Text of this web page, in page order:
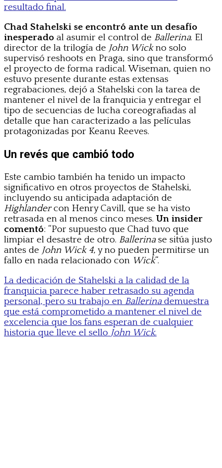
resultado final.
Chad Stahelski se encontró ante un desafío
inesperado al asumir el control de Ballerina. El
director de la trilogía de John Wickno solo
supervisó reshoots en Praga, sino que transformó
el proyecto de forma radical. Wiseman, quien no
estuvo presente durante estas extensas
regrabaciones, dejó a Stahelski con la tarea de
mantener el nivel de la franquicia y entregar el
tipo de secuencias de lucha coreografiadas al
detalle que han caracterizado a las películas
protagonizadas por Keanu Reeves.
Un revés que cambió todo
Este cambio también ha tenido un impacto
significativo en otros proyectos de Stahelski,
incluyendo su anticipada adaptación de
Highlandercon Henry Cavill, que se ha visto
retrasada en al menos cinco meses. Un insider
comentó: “Por supuesto que Chad tuvo que
limpiar el desastre de otro. Ballerinase sitúa justo
antes de John Wick 4, y no pueden permitirse un
fallo en nada relacionado con Wick“.
La dedicación de Stahelski a la calidad de la
franquicia parece haber retrasado su agenda
personal, pero su trabajo en Ballerinademuestra
que está comprometido a mantener el nivel de
excelencia que los fans esperan de cualquier
historia que lleve el sello John Wick.